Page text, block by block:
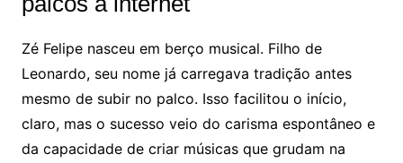
Zé Felipe nasceu em berço musical. Filho de
Leonardo, seu nome já carregava tradição antes
mesmo de subir no palco. Isso facilitou o início,
claro, mas o sucesso veio do carisma espontâneo e
da capacidade de criar músicas que grudam na